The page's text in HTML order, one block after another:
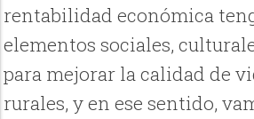
rentabilidad económica
elementos sociales,
para mejorar la calidad de
rurales, y en ese sentido,